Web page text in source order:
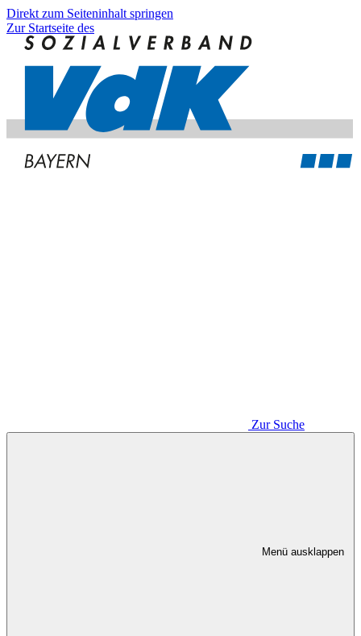
Direkt zum Seiteninhalt springen
Zur Startseite des
Zur Suche
Menü ausklappen